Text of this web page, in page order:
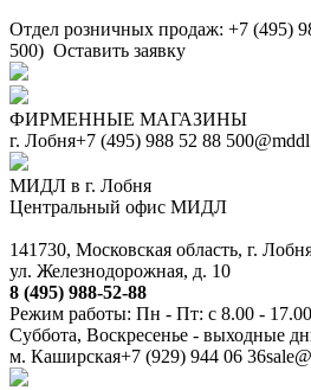
Отдел розничных продаж: +7 (495)
500) Оставить заявку
ФИРМЕННЫЕ МАГАЗИНЫ
г. Лобня+7 (495) 988 52 88
МИДЛ в г. Лобня
Центральный офис МИДЛ
141730, Московская область, г.
ул. Железнодорожная, д. 10
8 (495) 988-52-88
Режим работы: Пн - Пт: с 8.00 -
Суббота, Воскресенье - выходные
м. Каширская+7 (929) 944 06 36